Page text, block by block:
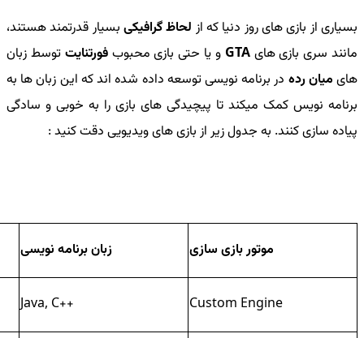
بسیاری از بازی های روز دنیا که از لحاظ گرافیکی بسیار قدرتمند هستند،
مانند سری بازی هایGTA و یا حتی بازی محبوبفورتنایتتوسط زبان
های میان رده در برنامه نویسی توسعه داده شده اند که این زبان ها به
برنامه نویس کمک میکند تا پیچیدگی های بازی را به خوبی و سادگی
پیاده سازی کنند. به جدول زیر از بازی های ویدیویی دقت کنید :
زبان برنامه نویسی موتور بازی سازی
Java, C++ Custom Engine